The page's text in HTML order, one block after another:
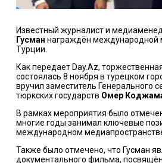
Известный журналист и
Гусман награждён международной
Турции.
Как передает Day.Az,
состоялась 8 ноября в турецком
вручил заместитель Генерального
тюркских государств Омер
В рамках мероприятия было
многие годы занимал ключевые
международном
Также было отмечено, что Гусман
документального фильма,